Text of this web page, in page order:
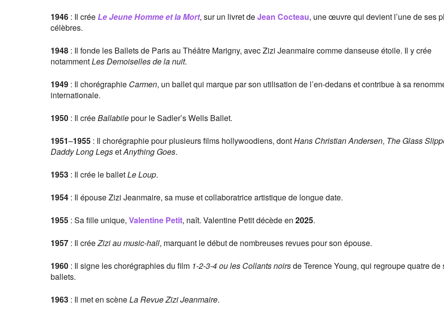
1946 : Il créeLe Jeune Homme et la Mort, sur un livret deJean Cocteau, une œuvre qui devient l’une de ses
célèbres.
1948 : Il fonde les Ballets de Paris au Théâtre Marigny, avec Zizi Jeanmaire comme danseuse étoile. Il y crée
notammentLes Demoiselles de la nuit.
1949 : Il chorégraphie Carmen, un ballet qui marque par son utilisation de l’en-dedans et contribue à sa
internationale.
1950 : Il créeBallabilepour le Sadler’s Wells Ballet.
1951–1955 : Il chorégraphie pour plusieurs films hollywoodiens, dontHans Christian Andersen, The Glass
Daddy Long LegsetAnything Goes.
1953 : Il crée le balletLe Loup.
1954 : Il épouse Zizi Jeanmaire, sa muse et collaboratrice artistique de longue date.
1955 : Sa fille unique, Valentine Petit, naît. Valentine Petit décède en 2025.
1957 : Il créeZizi au music-hall, marquant le début de nombreuses revues pour son épouse.
1960 : Il signe les chorégraphies du film 1-2-3-4 ou les Collants noirsde Terence Young, qui regroupe quatre de
ballets.
1963 : Il met en scèneLa Revue Zizi Jeanmaire.